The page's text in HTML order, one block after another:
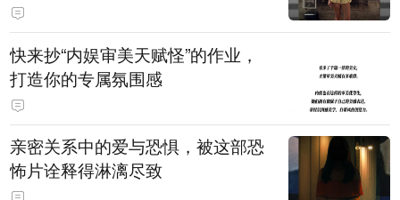
快来抄“内娱审美天赋怪”的作业，
打造你的专属氛围感
亲密关系中的爱与恐惧，被这部恐
怖片诠释得淋漓尽致